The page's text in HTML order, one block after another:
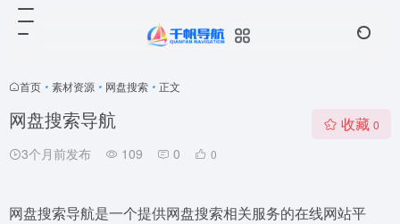
首页 • 素材资源 • 网盘搜索 • 正文
网盘搜索导航
3个月前发布 109 0 0
收藏 0
网盘搜索导航是一个提供网盘搜索相关服务的在线网站平